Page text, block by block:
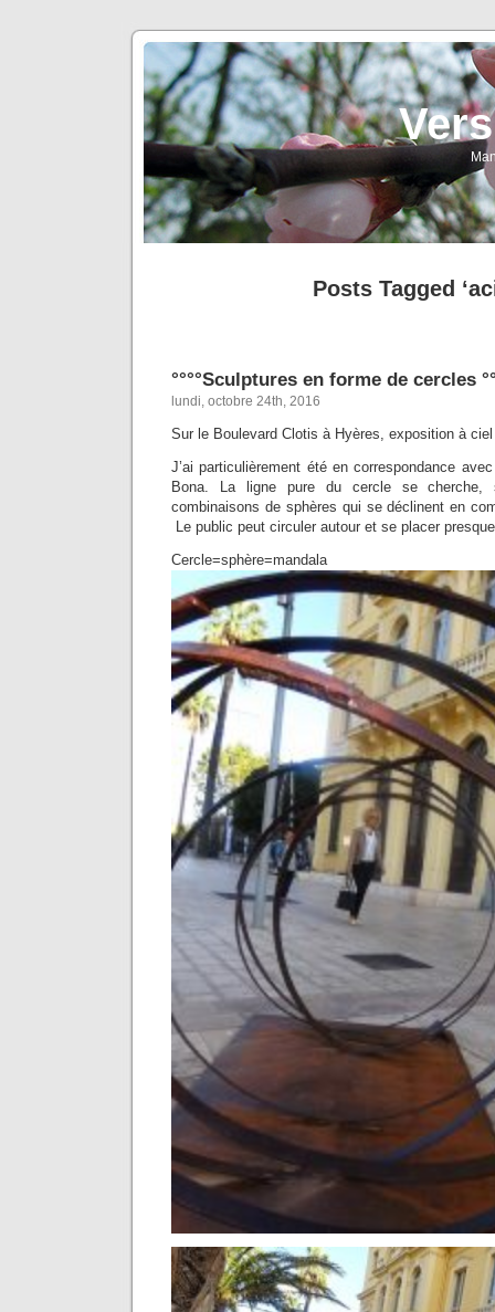
Posts Tagged
°°°°Sculptures en forme de cercles
lundi, octobre 24th, 2016
Sur le Boulevard Clotis à Hyères, exposition à
J’ai particulièrement été en correspondance
Bona. La ligne pure du cercle se
combinaisons de sphères qui se déclinent en
Le public peut circuler autour et se placer
Cercle=sphère=mandala